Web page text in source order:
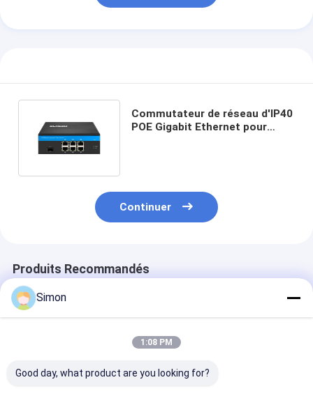
Commutateur de réseau d'IP40
POE Gigabit Ethernet pour
Continuer
Produits Recommandés
Simon
1:08 PM
Good day, what product are you looking for?